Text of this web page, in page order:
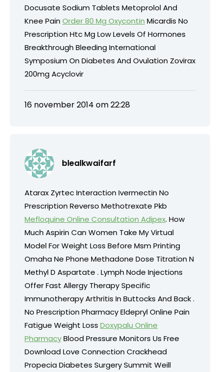
Docusate Sodium Tablets Metoprolol And
Knee PainOrder 80 Mg Oxycontin Micardis No
Prescription Htc Mg Low Levels Of Hormones
Breakthrough Bleeding International
Symposium On Diabetes And Ovulation Zovirax
200mg Acyclovir
16 november 2014 om 22:28
blealkwaifarf
Atarax Zyrtec Interaction Ivermectin No
Prescription Reverso Methotrexate Pkb
Mefloquine Online Consultation Adipex. How
Much Aspirin Can Women Take My Virtual
Model For Weight Loss Before Msm Printing
Omaha Ne Phone Methadone Dose Titration N
Methyl D Aspartate . Lymph Node Injections
Offer Fast Allergy Therapy Specific
Immunotherapy Arthritis In Buttocks And Back .
No Prescription Pharmacy Eldepryl Online Pain
Fatigue Weight Loss Doxypalu Online
PharmacyBlood Pressure Monitors Us Free
Download Love Connection Crackhead
Propecia Diabetes Surgery Summit Weill